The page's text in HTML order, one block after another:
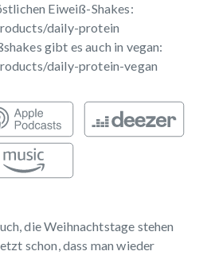
Eiweiß-Shakes:
daily-protein
gibt es auch in vegan:
daily-protein-vegan
die Weihnachtstage stehen
schon, dass man wieder